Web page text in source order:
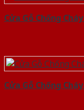
Cửa Gỗ Chống
Cửa Gỗ Chống